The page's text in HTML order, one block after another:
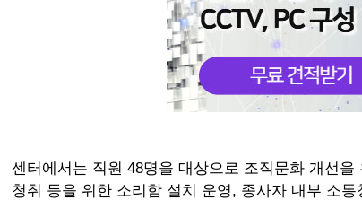
센터에서는 직원 48명을 대상으로 조직문화 개선
청취 등을 위한 소리함 설치 운영, 종사자 내부 소